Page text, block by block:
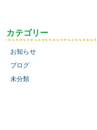
カテゴリー
お知らせ
ブログ
未分類